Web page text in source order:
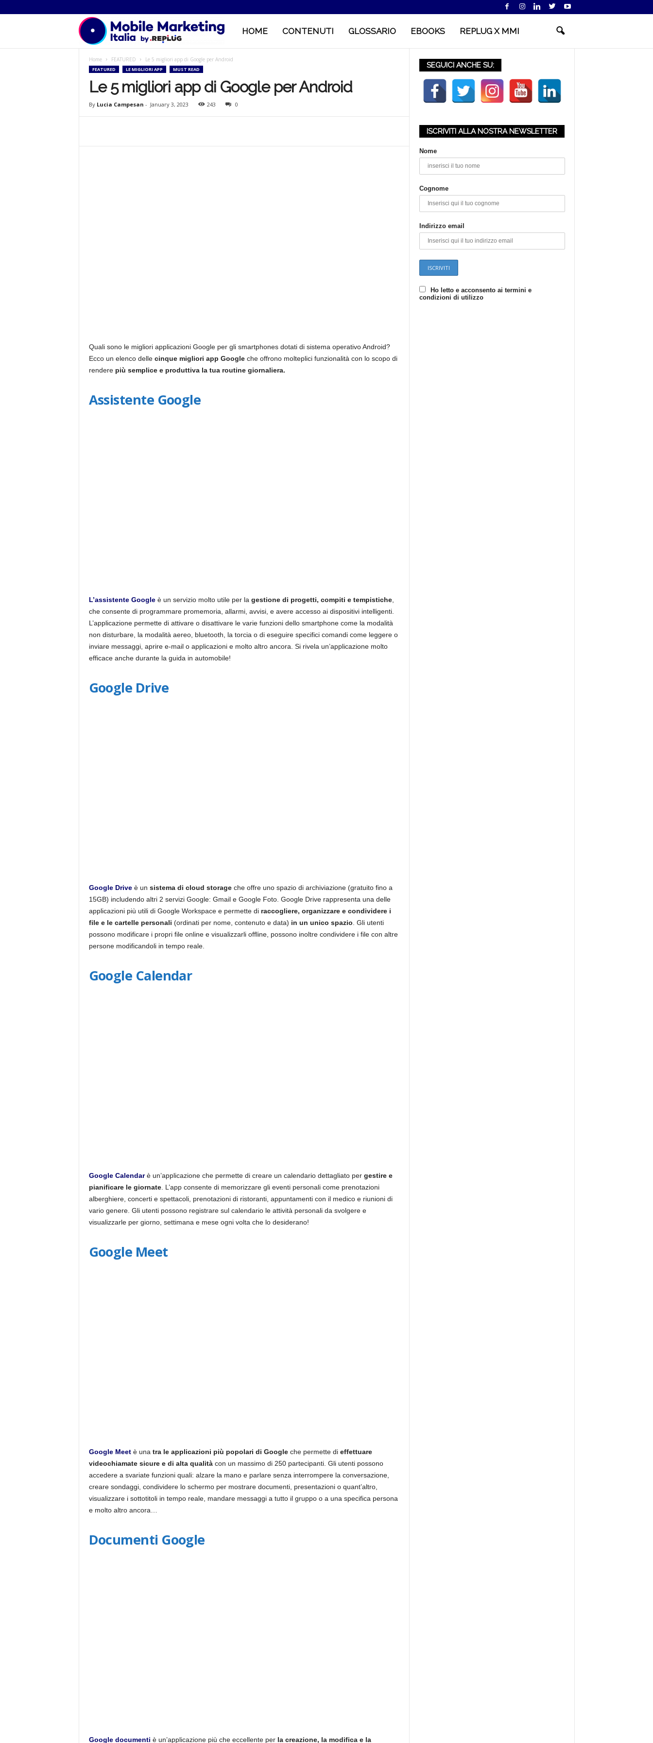
e
a
HOME CONTENUTI GLOSSARIO EBOOKS REPLUG X MMI
Home FEATURED Le 5 migliori app di Google per Android
FEATURED LE MIGLIORI APP MUST READ
Le 5 migliori app di Google per Android
By Lucia Campesan - January 3, 2023 243 0
Quali sono le migliori applicazioni Google per gli smartphones dotati di sistema operativo Android?
Ecco un elenco delle cinque migliori app Googleche offrono molteplici funzionalità con lo scopo di
rendere più semplice e produttiva la tua routine giornaliera.
Assistente Google
L’assistente Googleè un servizio molto utile per la gestione di progetti, compiti e tempistiche,
che consente di programmare promemoria, allarmi, avvisi, e avere accesso ai dispositivi intelligenti.
L’applicazione permette di attivare o disattivare le varie funzioni dello smartphone come la modalità
non disturbare, la modalità aereo, bluetooth, la torcia o di eseguire specifici comandi come leggere o
inviare messaggi, aprire e-mail o applicazioni e molto altro ancora. Si rivela un’applicazione molto
efficace anche durante la guida in automobile!
Google Drive
Google Drive è un sistema di cloud storageche offre uno spazio di archiviazione (gratuito fino a
15GB) includendo altri 2 servizi Google: Gmail e Google Foto. Google Drive rappresenta una delle
applicazioni più utili di Google Workspace e permette di raccogliere, organizzare e condividere i
file e le cartelle personali (ordinati per nome, contenuto e data) in un unico spazio . Gli utenti
possono modificare i propri file online e visualizzarli offline, possono inoltre condividere i file con altre
persone modificandoli in tempo reale.
Google Calendar
Google Calendar è un’applicazione che permette di creare un calendario dettagliato per gestire e
pianificare le giornate. L’app consente di memorizzare gli eventi personali come prenotazioni
alberghiere, concerti e spettacoli, prenotazioni di ristoranti, appuntamenti con il medico e riunioni di
vario genere. Gli utenti possono registrare sul calendario le attività personali da svolgere e
visualizzarle per giorno, settimana e mese ogni volta che lo desiderano!
Google Meet
Google Meetè una tra le applicazioni più popolari di Google che permette di effettuare
videochiamate sicure e di alta qualità con un massimo di 250 partecipanti. Gli utenti possono
accedere a svariate funzioni quali: alzare la mano e parlare senza interrompere la conversazione,
creare sondaggi, condividere lo schermo per mostrare documenti, presentazioni o quant’altro,
visualizzare i sottotitoli in tempo reale, mandare messaggi a tutto il gruppo o a una specifica persona
e molto altro ancora…
Documenti Google
Google documenti è un’applicazione più che eccellente per la creazione, la modifica e la
SEGUICI ANCHE SU:
ISCRIVITI ALLA NOSTRA NEWSLETTER
Nome
Cognome
Indirizzo email
Ho letto e acconsento ai termini e
condizioni di utilizzo